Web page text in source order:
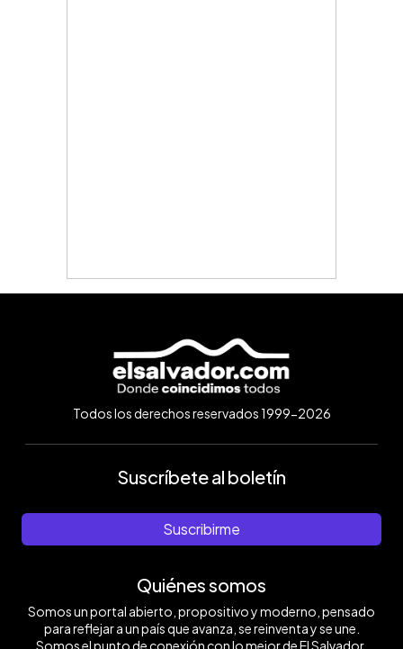
Todos los derechos reservados 1999-2026
Suscríbete al boletín
Suscribirme
Quiénes somos
Somos un portal abierto, propositivo y moderno, pensado
para reflejar a un país que avanza, se reinventa y se une.
Somos el punto de conexión con lo mejor de El Salvador.